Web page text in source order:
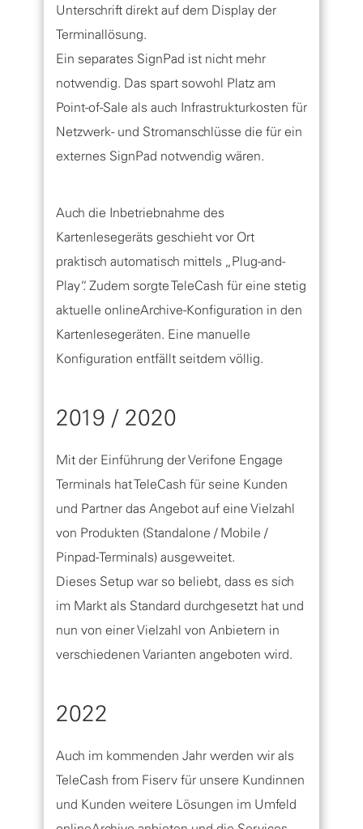
Unterschrift direkt auf dem Display der
Terminallösung.
Ein separates SignPad ist nicht mehr
notwendig. Das spart sowohl Platz am
Point-of-Sale als auch Infrastrukturkosten für
Netzwerk- und Stromanschlüsse die für ein
externes SignPad notwendig wären.
Auch die Inbetriebnahme des
Kartenlesegeräts geschieht vor Ort
praktisch automatisch mittels „Plug-and-
Play“. Zudem sorgte TeleCash für eine stetig
aktuelle onlineArchive-Konfiguration in den
Kartenlesegeräten. Eine manuelle
Konfiguration entfällt seitdem völlig.
2019 / 2020
Mit der Einführung der Verifone Engage
Terminals hat TeleCash für seine Kunden
und Partner das Angebot auf eine Vielzahl
von Produkten (Standalone / Mobile /
Pinpad-Terminals) ausgeweitet.
Dieses Setup war so beliebt, dass es sich
im Markt als Standard durchgesetzt hat und
nun von einer Vielzahl von Anbietern in
verschiedenen Varianten angeboten wird.
2022
Auch im kommenden Jahr werden wir als
TeleCash from Fiserv für unsere Kundinnen
und Kunden weitere Lösungen im Umfeld